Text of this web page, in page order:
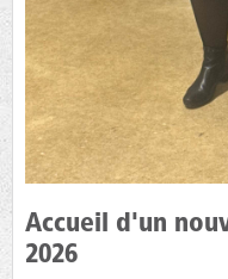
Accueil d'un
2026